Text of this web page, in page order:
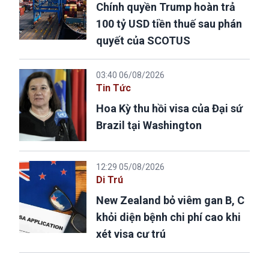
Chính quyền Trump hoàn trả
100 tỷ USD tiền thuế sau phán
quyết của SCOTUS
03:40 06/08/2026
Tin Tức
Hoa Kỳ thu hồi visa của Đại sứ
Brazil tại Washington
12:29 05/08/2026
Di Trú
New Zealand bỏ viêm gan B, C
khỏi diện bệnh chi phí cao khi
xét visa cư trú